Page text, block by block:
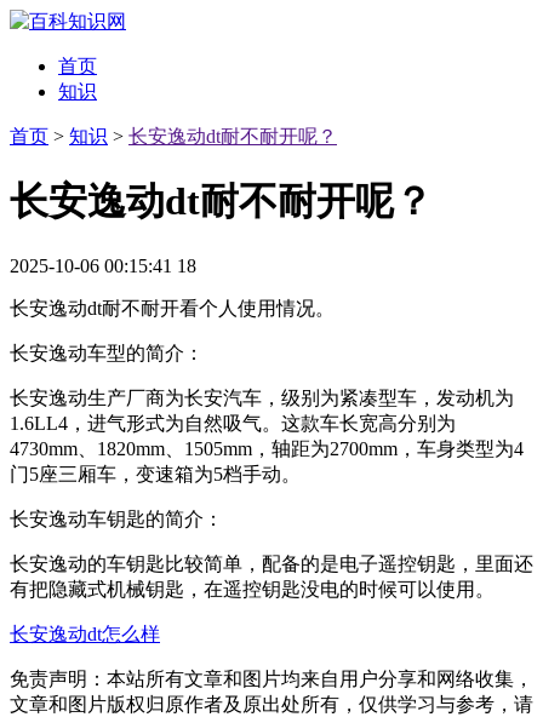
首页
知识
首页 > 知识 > 长安逸动dt耐不耐开呢？
长安逸动dt耐不耐开呢？
2025-10-06 00:15:41 18
长安逸动dt耐不耐开看个人使用情况。
长安逸动车型的简介：
长安逸动生产厂商为长安汽车，级别为紧凑型车，发动机为
1.6LL4，进气形式为自然吸气。这款车长宽高分别为
4730mm、1820mm、1505mm，轴距为2700mm，车身类型为4
门5座三厢车，变速箱为5档手动。
长安逸动车钥匙的简介：
长安逸动的车钥匙比较简单，配备的是电子遥控钥匙，里面还
有把隐藏式机械钥匙，在遥控钥匙没电的时候可以使用。
长安逸动dt怎么样
免责声明：本站所有文章和图片均来自用户分享和网络收集，
文章和图片版权归原作者及原出处所有，仅供学习与参考，请